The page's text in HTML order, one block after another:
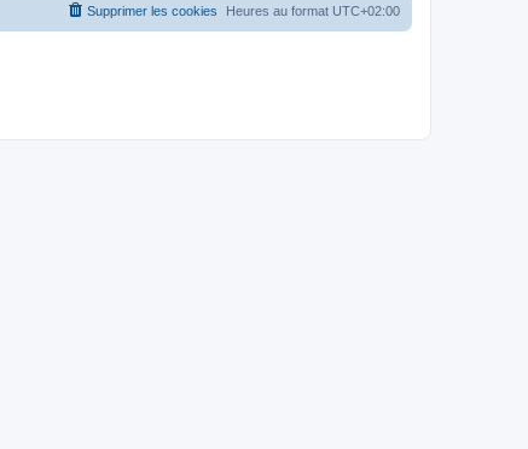
Heures au format UTC+02:00
Supprimer les cookies